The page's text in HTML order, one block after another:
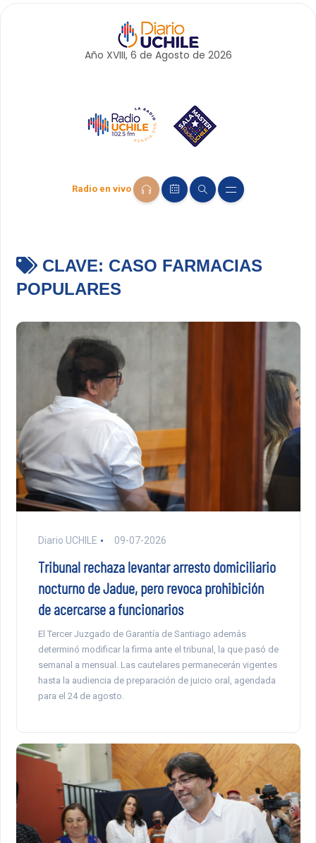
Año XVIII, 6 de Agosto de 2026
Radio en vivo
CLAVE: CASO FARMACIAS
POPULARES
Diario UCHILE 09-07-2026
Tribunal rechaza levantar arresto domiciliario
nocturno de Jadue, pero revoca prohibición
de acercarse a funcionarios
El Tercer Juzgado de Garantía de Santiago además
determinó modificar la firma ante el tribunal, la que pasó de
semanal a mensual. Las cautelares permanecerán vigentes
hasta la audiencia de preparación de juicio oral, agendada
para el 24 de agosto.